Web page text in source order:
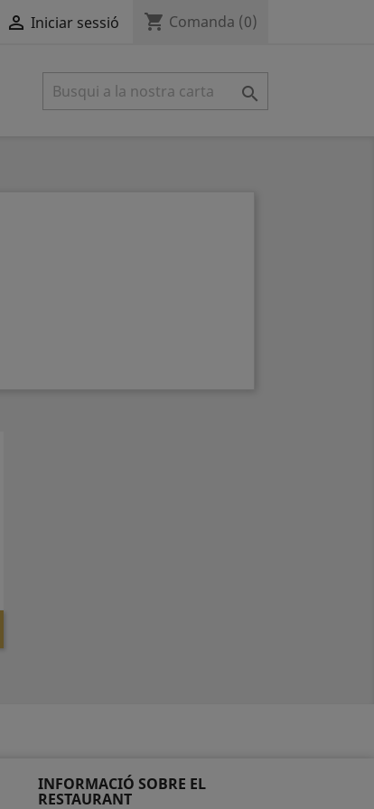
 Iniciar sessió shopping_cart Comanda (0)

INFORMACIÓ SOBRE EL
RESTAURANT